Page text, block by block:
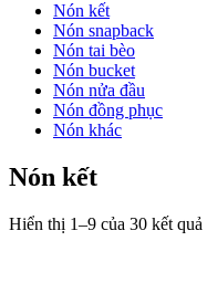
Nón kết
Nón snapback
Nón tai bèo
Nón bucket
Nón nửa đầu
Nón đồng phục
Nón khác
Nón kết
Hiển thị 1–9 của 30 kết quả